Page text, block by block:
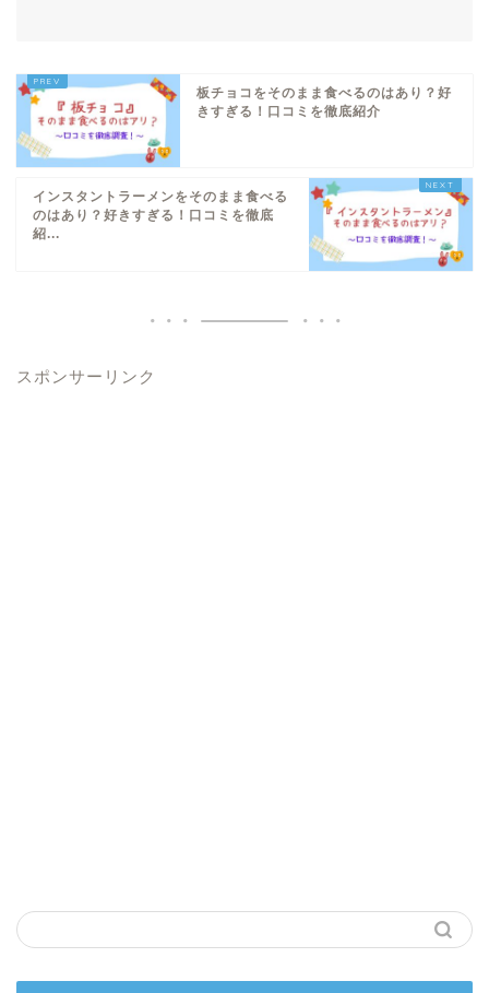
板チョコをそのまま食べるのはあり？好
きすぎる！口コミを徹底紹介
インスタントラーメンをそのまま食べる
のはあり？好きすぎる！口コミを徹底
紹...
スポンサーリンク